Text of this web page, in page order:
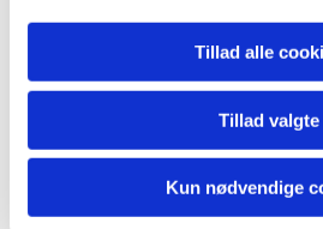
Tillad alle
Tillad valgte
Kun nødvendige